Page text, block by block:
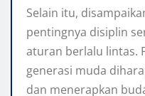
Selain itu,
pentingnya disiplin
aturan berlalu lintas.
generasi muda
dan menerapkan